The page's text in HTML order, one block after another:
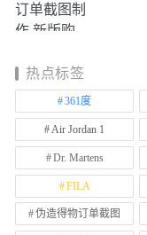
热点标签
361度
Air Jordan 1
Dr. Martens
FILA
伪造得物订单截图